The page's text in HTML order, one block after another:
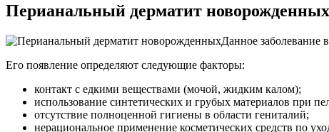
Перианальный дерматит новорожденных
Данное заболевание
Его появление определяют следующие факторы:
контакт с едкими веществами (мочой, жидким калом);
использование синтетических и грубых материалов при
отсутствие полноценной гигиены в области гениталий;
нерациональное применение косметических средств по